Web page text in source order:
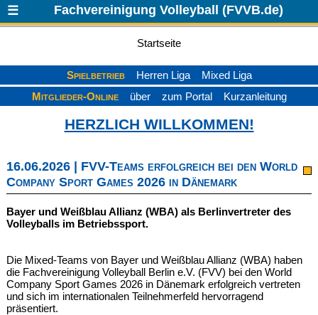
☰ Fachvereinigung Volleyball (FVVB.de)
Startseite
Spielbetrieb Herren Liga
Mixed Liga
Mitglieder-Online
über zum Portal Kurzanleitung
HERZLICH WILLKOMMEN!
16.06.2026 | FVV-Teams erfolgreich bei den World
Company Sport Games 2026 in Dänemark
Bayer und Weißblau Allianz (WBA) als Berlinvertreter des
Volleyballs im Betriebssport.
Die Mixed-Teams von Bayer und Weißblau Allianz (WBA) haben
die Fachvereinigung Volleyball Berlin e.V. (FVV) bei den World
Company Sport Games 2026 in Dänemark erfolgreich vertreten
und sich im internationalen Teilnehmerfeld hervorragend
präsentiert.